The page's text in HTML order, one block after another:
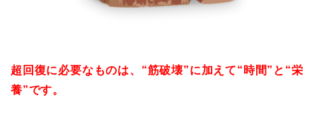
超回復に必要なものは、“筋破壊”に加えて“時間”と“栄
養”です。